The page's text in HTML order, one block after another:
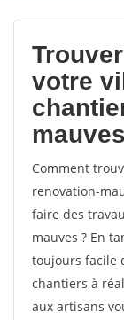
votre
mauves
Comment
renovation-
faire des
mauves ? En
toujours facile
chantiers à
aux artisans